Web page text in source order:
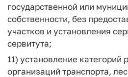
государственной или
собственности, без
участков и установления
сервитута;
11) установление категорий
организаций транспорта,